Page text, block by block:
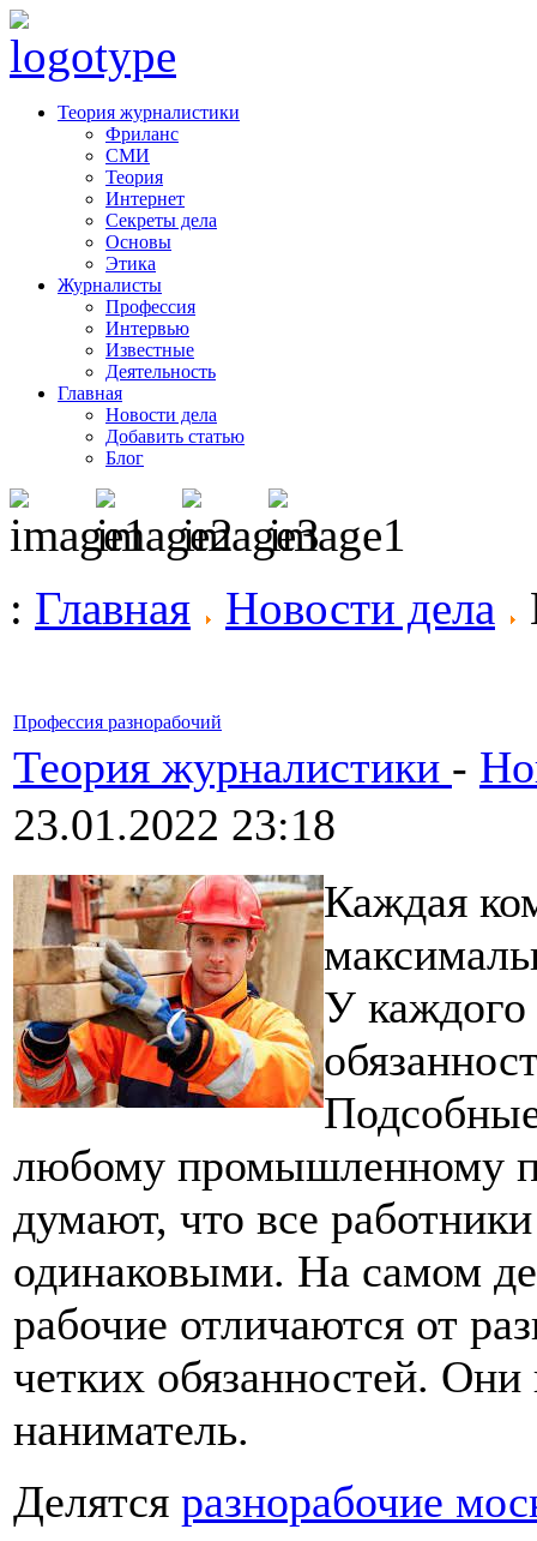
Теория журналистики
Фриланс
СМИ
Теория
Интернет
Секреты дела
Основы
Этика
Журналисты
Профессия
Интервью
Известные
Деятельность
Главная
Новости дела
Добавить статью
Блог
: Главная Новости дела
Профессия разнорабочий
Теория журналистики -
23.01.2022 23:18
Каждая
У каждого
любому промышленному
думают, что все
одинаковыми. На самом
рабочие отличаются от
четких обязанностей.
наниматель.
Делятся разнорабочие